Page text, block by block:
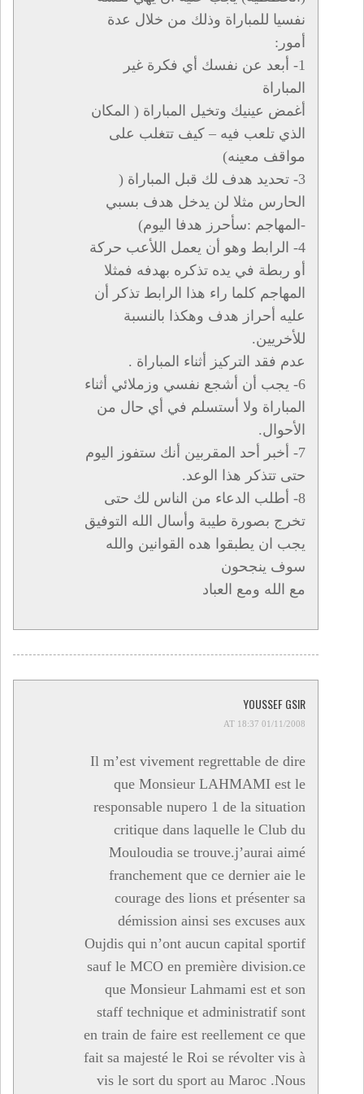
نفسيا للمباراة وذلك من خلال عدة
أمور:
1- أبعد عن نفسك أي فكرة غير
المباراة
أغمض عينيك وتخيل المباراة ( المكان
الذي تلعب فيه – كيف تتغلب على
مواقف معينه)
3- تحديد هدف لك قبل المباراة (
الحارس مثلا لن يدخل هدف بسبي
-المهاجم :سأحرز هدفا اليوم)
4- الرابط وهو أن يعمل اللأعب حركة
أو ربطة في يده تذكره بهدفه فمثلا
المهاجم كلما راء هذا الرابط تذكر أن
عليه أحراز هدف وهكذا بالنسبة
للأخريين.
عدم فقد التركيز أثناء المباراة .
6- يجب أن أشجع نفسي وزملائي أثناء
المباراة ولا أستسلم في أي حال من
الأحوال.
7- أخبر أحد المقربين أنك ستفوز اليوم
حتى تتذكر هذا الوعد.
8- أطلب الدعاء من الناس لك حتى
تخرج بصورة طيبة وأسال الله التوفيق
يجب ان يطبقوا هده القوانين والله
سوف ينجحون
مع الله ومع العباد
YOUSSEF GSIR
01/11/2008 AT 18:37
Il m’est vivement regrettable de dire
que Monsieur LAHMAMI est le
responsable nupero 1 de la situation
critique dans laquelle le Club du
Mouloudia se trouve.j’aurai aimé
franchement que ce dernier aie le
courage des lions et présenter sa
démission ainsi ses excuses aux
Oujdis qui n’ont aucun capital sportif
sauf le MCO en première division.ce
que Monsieur Lahmami est et son
staff technique et administratif sont
en train de faire est reellement ce que
fait sa majesté le Roi se révolter vis à
vis le sort du sport au Maroc .Nous